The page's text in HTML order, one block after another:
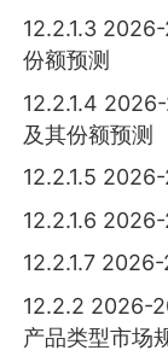
12.2.1.3
份额预测
12.2.1.4
及其份额预测
12.2.1.5
12.2.1.6
12.2.1.7
12.2.2 2026-
产品类型市场